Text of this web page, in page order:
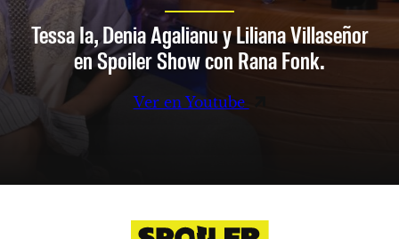
Tessa Ia, Denia Agalianu y Liliana Villaseñor
en Spoiler Show con Rana Fonk.
Ver en Youtube